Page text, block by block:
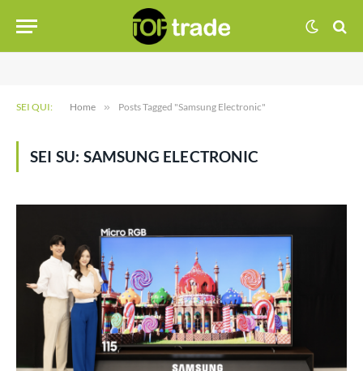
SEI QUI: Home » Posts Tagged "Samsung Electronic"
SEI SU: SAMSUNG ELECTRONIC